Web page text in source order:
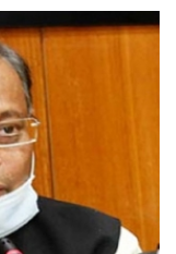
থাকুন : তথ্যমন্ত্রী